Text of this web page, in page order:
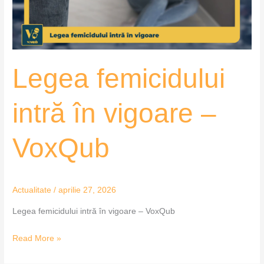
Legea femicidului
intră în vigoare –
VoxQub
Actualitate /aprilie 27, 2026
Legea femicidului intră în vigoare – VoxQub
VoxQub
Read More »